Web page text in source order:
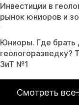
Инвестиции в
рынок юниоров и
Юниоры. Где брать
геологоразведку?
ЗиТ №1
Смотреть все